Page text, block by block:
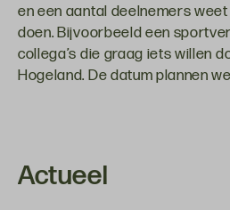
en een aantal deelnemers
doen. Bijvoorbeeld een
collega’s die graag iets willen
Hogeland. De datum plannen
Actueel